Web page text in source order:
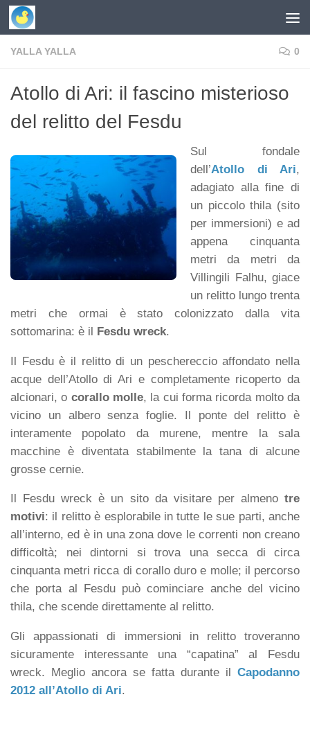
Skip to content
YALLA YALLA 0
Atollo di Ari: il fascino misterioso
del relitto del Fesdu
Sul fondale
dell’Atollo di Ari,
adagiato alla fine di
un piccolo thila (sito
per immersioni) e ad
appena cinquanta
metri da metri da
Villingili Falhu, giace
un relitto lungo trenta
metri che ormai è stato colonizzato dalla vita
sottomarina: è il Fesdu wreck.
Il Fesdu è il relitto di un peschereccio affondato nella
acque dell’Atollo di Ari e completamente ricoperto da
alcionari, o corallo molle, la cui forma ricorda molto da
vicino un albero senza foglie. Il ponte del relitto è
interamente popolato da murene, mentre la sala
macchine è diventata stabilmente la tana di alcune
grosse cernie.
Il Fesdu wreck è un sito da visitare per almeno tre
motivi: il relitto è esplorabile in tutte le sue parti, anche
all’interno, ed è in una zona dove le correnti non creano
difficoltà; nei dintorni si trova una secca di circa
cinquanta metri ricca di corallo duro e molle; il percorso
che porta al Fesdu può cominciare anche del vicino
thila, che scende direttamente al relitto.
Gli appassionati di immersioni in relitto troveranno
sicuramente interessante una “capatina” al Fesdu
wreck. Meglio ancora se fatta durante il Capodanno
2012 all’Atollo di Ari.